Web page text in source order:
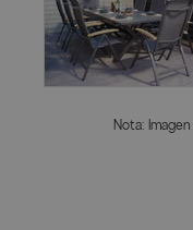
Nota: